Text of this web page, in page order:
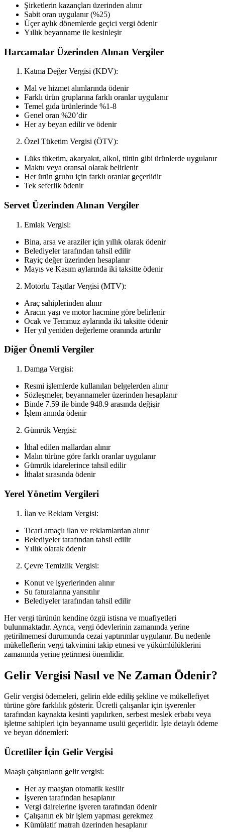
Şirketlerin kazançları üzerinden alınır
Sabit oran uygulanır (%25)
Üçer aylık dönemlerde geçici vergi ödenir
Yıllık beyanname ile kesinleşir
Harcamalar Üzerinden Alınan Vergiler
Katma Değer Vergisi (KDV):
Mal ve hizmet alımlarında ödenir
Farklı ürün gruplarına farklı oranlar uygulanır
Temel gıda ürünlerinde %1-8
Genel oran %20’dir
Her ay beyan edilir ve ödenir
Özel Tüketim Vergisi (ÖTV):
Lüks tüketim, akaryakıt, alkol, tütün gibi ürünlerde uygulanır
Maktu veya oransal olarak belirlenir
Her ürün grubu için farklı oranlar geçerlidir
Tek seferlik ödenir
Servet Üzerinden Alınan Vergiler
Emlak Vergisi:
Bina, arsa ve araziler için yıllık olarak ödenir
Belediyeler tarafından tahsil edilir
Rayiç değer üzerinden hesaplanır
Mayıs ve Kasım aylarında iki taksitte ödenir
Motorlu Taşıtlar Vergisi (MTV):
Araç sahiplerinden alınır
Aracın yaşı ve motor hacmine göre belirlenir
Ocak ve Temmuz aylarında iki taksitte ödenir
Her yıl yeniden değerleme oranında artırılır
Diğer Önemli Vergiler
Damga Vergisi:
Resmi işlemlerde kullanılan belgelerden alınır
Sözleşmeler, beyannameler üzerinden hesaplanır
Binde 7.59 ile binde 948.9 arasında değişir
İşlem anında ödenir
Gümrük Vergisi:
İthal edilen mallardan alınır
Malın türüne göre farklı oranlar uygulanır
Gümrük idarelerince tahsil edilir
İthalat sırasında ödenir
Yerel Yönetim Vergileri
İlan ve Reklam Vergisi:
Ticari amaçlı ilan ve reklamlardan alınır
Belediyeler tarafından tahsil edilir
Yıllık olarak ödenir
Çevre Temizlik Vergisi:
Konut ve işyerlerinden alınır
Su faturalarına yansıtılır
Belediyeler tarafından tahsil edilir
Her vergi türünün kendine özgü istisna ve muafiyetleri
bulunmaktadır. Ayrıca, vergi ödevlerinin zamanında yerine
getirilmemesi durumunda cezai yaptırımlar uygulanır. Bu nedenle
mükelleflerin vergi takvimini takip etmesi ve yükümlülüklerini
zamanında yerine getirmesi önemlidir.
Gelir Vergisi Nasıl ve Ne Zaman Ödenir?
Gelir vergisi ödemeleri, gelirin elde ediliş şekline ve mükellefiyet
türüne göre farklılık gösterir. Ücretli çalışanlar için işverenler
tarafından kaynakta kesinti yapılırken, serbest meslek erbabı veya
işletme sahipleri için beyanname usulü geçerlidir. İşte detaylı ödeme
ve beyan dönemleri:
Ücretliler İçin Gelir Vergisi
Maaşlı çalışanların gelir vergisi:
Her ay maaştan otomatik kesilir
İşveren tarafından hesaplanır
Vergi dairelerine işveren tarafından ödenir
Çalışanın ek bir işlem yapması gerekmez
Kümülatif matrah üzerinden hesaplanır